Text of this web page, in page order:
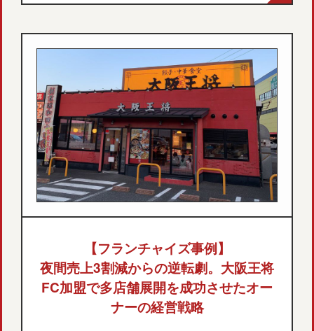
【フランチャイズ事例】
夜間売上3割減からの逆転劇。大阪王将
FC加盟で多店舗展開を成功させたオー
ナーの経営戦略